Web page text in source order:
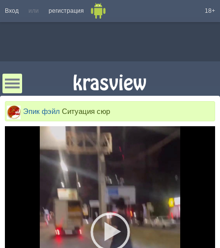
Вход или регистрация 18+
Эпик фэйл Ситуация сюр